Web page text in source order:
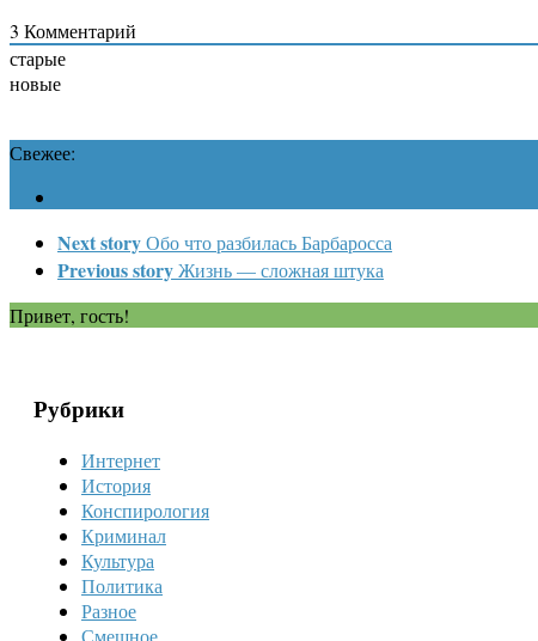
3 Комментарий
старые
новые
Свежее:
Next storyОбо что разбилась Барбаросса
Previous storyЖизнь — сложная штука
Привет, гость!
Рубрики
Интернет
История
Конспирология
Криминал
Культура
Политика
Разное
Смешное